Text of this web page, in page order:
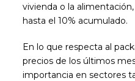
vivienda o la
hasta el 10% acumulado.
En lo que respecta al
precios de los últimos
importancia en sectores